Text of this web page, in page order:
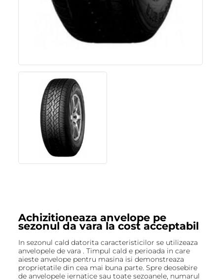
Achizitioneaza anvelope pe
sezonul da vara la cost acceptabil
In sezonul cald datorita caracteristicilor se utilizeaza
anvelopele de vara . Timpul cald e perioada in care
aieste anvelope pentru masina isi demonstreaza
proprietatile din cea mai buna parte. Spre deosebire
de anvelopele iernatice sau toate sezoanele, numarul